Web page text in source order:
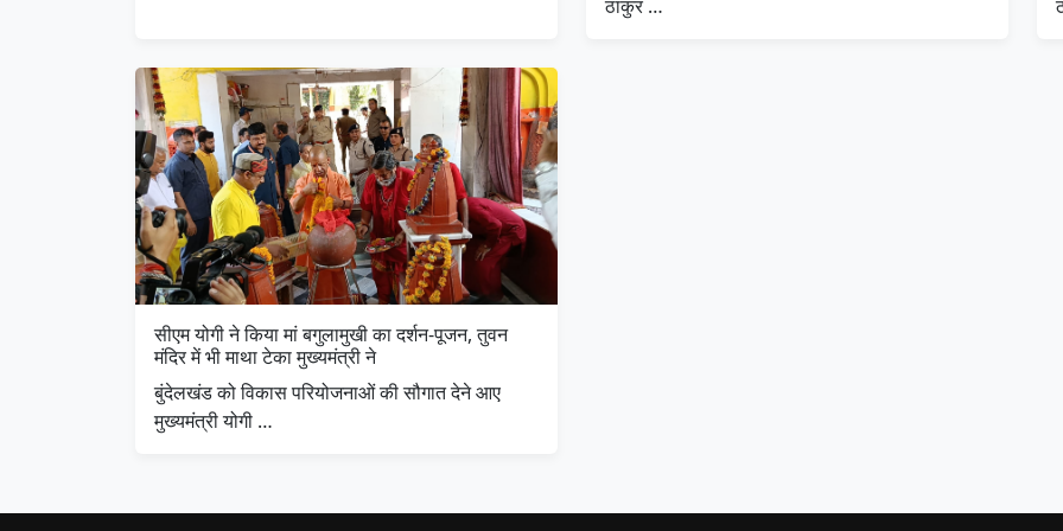
ठाकुर …
सीएम योगी ने किया मां बगुलामुखी का दर्शन-पूजन, तुवन
मंदिर में भी माथा टेका मुख्यमंत्री ने
बुंदेलखंड को विकास परियोजनाओं की सौगात देने आए
मुख्यमंत्री योगी …